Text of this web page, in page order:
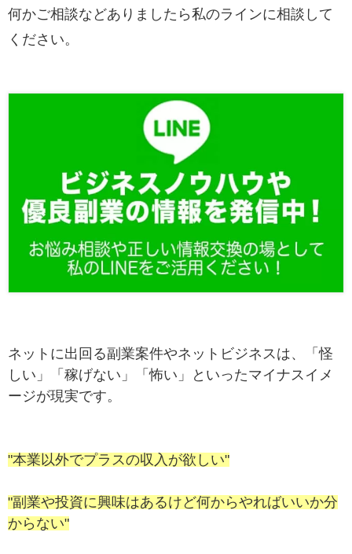
何かご相談などありましたら私のラインに相談して
ください。
ネットに出回る副業案件やネットビジネスは、「怪
しい」「稼げない」「怖い」といったマイナスイメ
ージが現実です。
"本業以外でプラスの収入が欲しい"
"副業や投資に興味はあるけど何からやればいいか分
からない"